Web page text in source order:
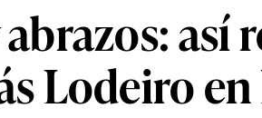
Lodeiro